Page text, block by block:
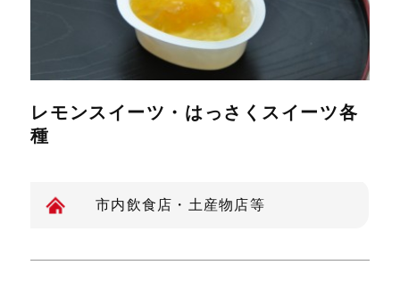
レモンスイーツ・はっさくスイーツ各
種
市内飲食店・土産物店等